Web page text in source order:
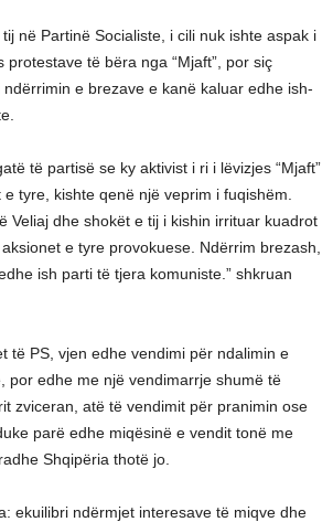
në Partinë Socialiste, i cili nuk ishte aspak i
protestave të bëra nga “Mjaft”, por siç
e brezave e kanë kaluar edhe ish-
të partisë se ky aktivist i ri i lëvizjes “Mjaft”
tyre, kishte qenë një veprim i fuqishëm.
Veliaj dhe shokët e tij i kishin irrituar kuadrot
e tyre provokuese. Ndërrim brezash,
ish parti të tjera komuniste.” shkruan
të PS, vjen edhe vendimi për ndalimin e
por edhe me një vendimarrje shumë të
zviceran, atë të vendimit për pranimin ose
parë edhe miqësinë e vendit tonë me
Shqipëria thotë jo.
ekuilibri ndërmjet interesave të miqve dhe